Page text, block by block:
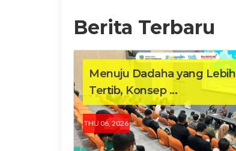
Berita Terbaru
Menuju Dadaha yang Lebih
Tertib, Konsep ...
THU 06, 2026